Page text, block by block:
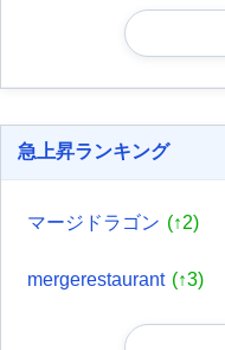
急上昇ランキング
マージドラゴン (↑2)
mergerestaurant (↑3)